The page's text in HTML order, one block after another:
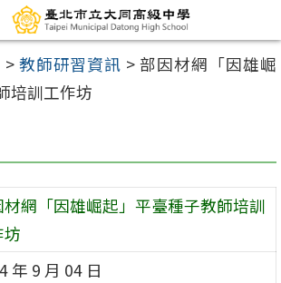
> 教師研習資訊 > 部因材網「因雄崛
培訓工作坊
網「因雄崛起」平臺種子教師培訓
年 9 月 04 日